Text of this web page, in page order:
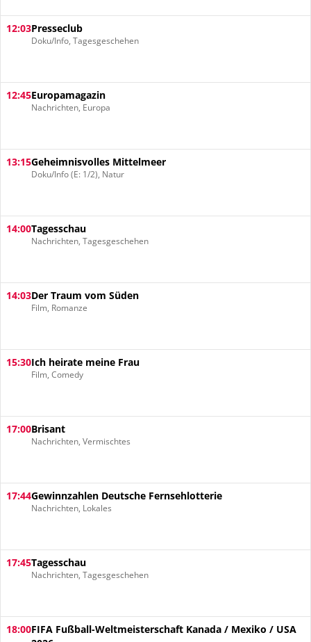
12:03Presseclub
Doku/Info, Tagesgeschehen
12:45Europamagazin
Nachrichten, Europa
13:15Geheimnisvolles Mittelmeer
Doku/Info (E: 1/2), Natur
14:00Tagesschau
Nachrichten, Tagesgeschehen
14:03Der Traum vom Süden
Film, Romanze
15:30Ich heirate meine Frau
Film, Comedy
17:00Brisant
Nachrichten, Vermischtes
17:44Gewinnzahlen Deutsche Fernsehlotterie
Nachrichten, Lokales
17:45Tagesschau
Nachrichten, Tagesgeschehen
18:00FIFA Fußball-Weltmeisterschaft Kanada / Mexiko / USA